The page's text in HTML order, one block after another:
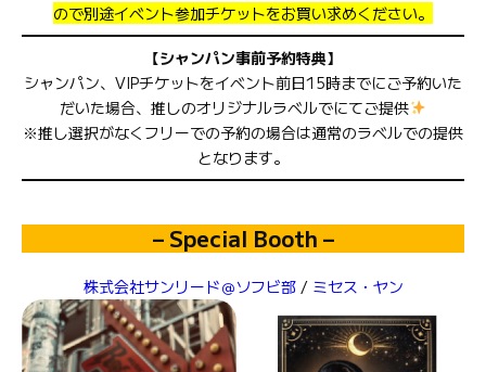
ので別途イベント参加チケットをお買い求めください。
【シャンパン事前予約特典】
シャンパン、VIPチケットをイベント前日15時までにご予約いた
だいた場合、推しのオリジナルラベルでにてご提供
※推し選択がなくフリーでの予約の場合は通常のラベルでの提供
となります。
– Special Booth –
株式会社サンリード＠ソフビ部/ ミセス・ヤン